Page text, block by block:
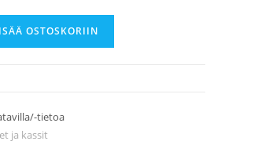
OSTOSKORIIN
tietoa
ja kassit